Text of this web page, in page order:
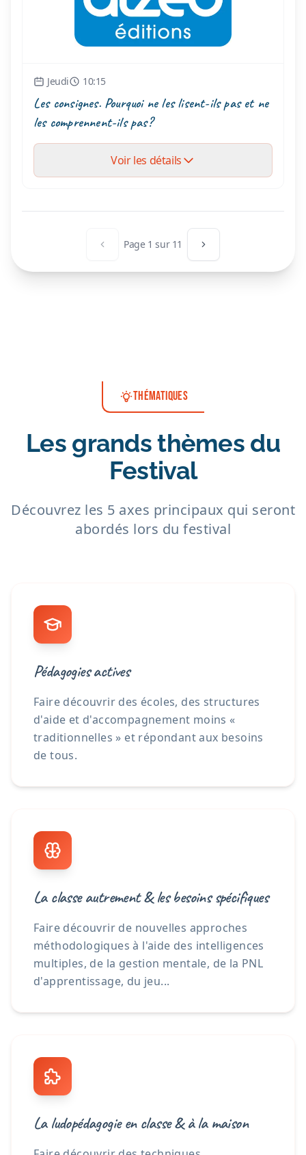
Jeudi 10:15
Les consignes. Pourquoi ne les lisent-ils pas et ne
les comprennent-ils pas?
Voir les détails
Page précédente
Page 1 sur 11 Page suivante
THÉMATIQUES
Les grands thèmes du
Festival
Découvrez les 5 axes principaux qui seront
abordés lors du festival
Pédagogies actives
Faire découvrir des écoles, des structures
d'aide et d'accompagnement moins «
traditionnelles » et répondant aux besoins
de tous.
La classe autrement & les besoins spécifiques
Faire découvrir de nouvelles approches
méthodologiques à l'aide des intelligences
multiples, de la gestion mentale, de la PNL
d'apprentissage, du jeu...
La ludopédagogie en classe & à la maison